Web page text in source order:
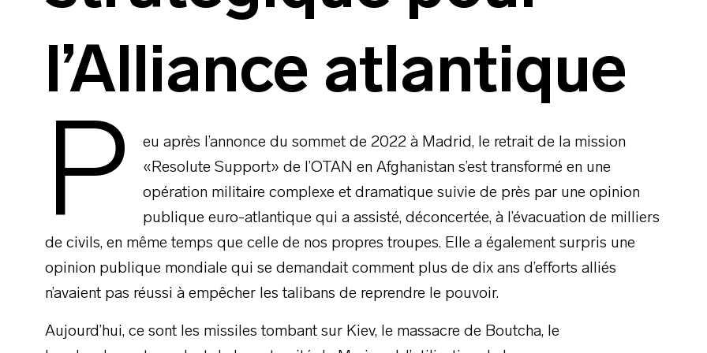
l’Alliance atlantique
P
eu après l’annonce du sommet de 2022 à Madrid, le retrait de la mission
«Resolute Support» de l’OTAN en Afghanistan s’est transformé en une
opération militaire complexe et dramatique suivie de près par une opinion
publique euro-atlantique qui a assisté, déconcertée, à l’évacuation de milliers
de civils, en même temps que celle de nos propres troupes. Elle a également surpris une
opinion publique mondiale qui se demandait comment plus de dix ans d’efforts alliés
n’avaient pas réussi à empêcher les talibans de reprendre le pouvoir.
Aujourd’hui, ce sont les missiles tombant sur Kiev, le massacre de Boutcha, le